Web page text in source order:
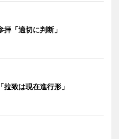
「適切に判断」
拉致は現在進行形」